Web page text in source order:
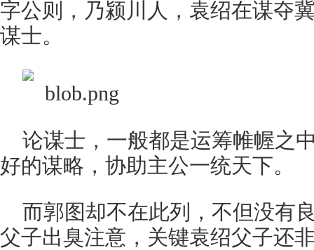
字公则，乃颍川人，袁绍在谋夺
谋士。
论谋士，一般都是运筹帷幄之
好的谋略，协助主公一统天下。
而郭图却不在此列，不但没有
父子出臭注意，关键袁绍父子还